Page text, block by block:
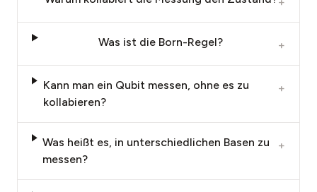
Was ist die Born-Regel? +
Kann man ein Qubit messen, ohne es zu
kollabieren?
+
Was heißt es, in unterschiedlichen Basen zu
messen?
+